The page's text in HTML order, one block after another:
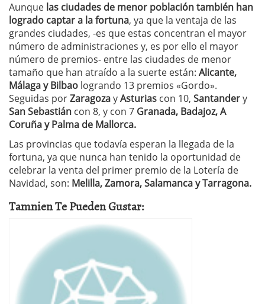
Aunque las ciudades de menor población también han
logrado captar a la fortuna, ya que la ventaja de las
grandes ciudades, -es que estas concentran el mayor
número de administraciones y, es por ello el mayor
número de premios- entre las ciudades de menor
tamaño que han atraído a la suerte están: Alicante,
Málaga y Bilbao logrando 13 premios «Gordo».
Seguidas porZaragozayAsturias con 10, Santandery
San Sebastián con 8, y con 7 Granada, Badajoz, A
Coruña y Palma de Mallorca.
Las provincias que todavía esperan la llegada de la
fortuna, ya que nunca han tenido la oportunidad de
celebrar la venta del primer premio de la Lotería de
Navidad, son: Melilla, Zamora, Salamanca y Tarragona.
Tamnien Te Pueden Gustar: